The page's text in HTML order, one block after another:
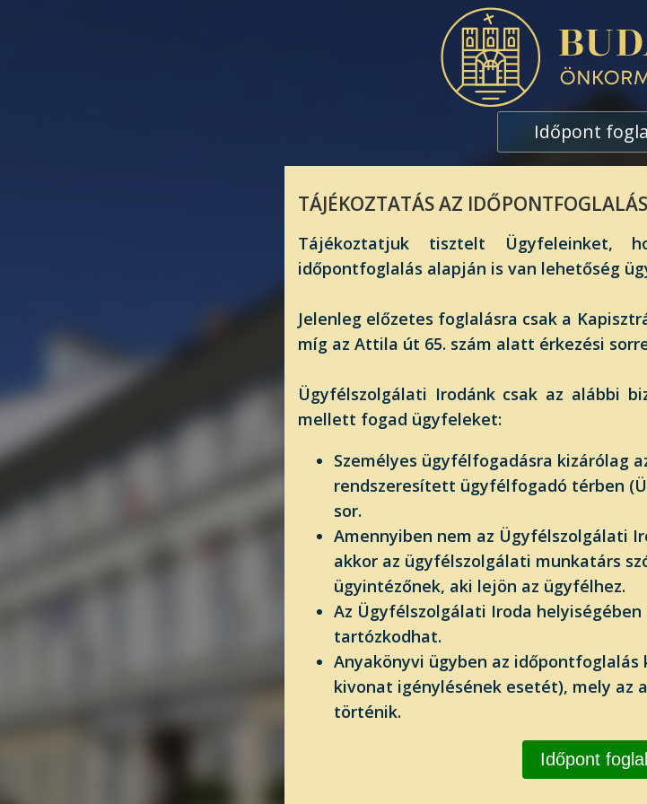
Időpont
TÁJÉKOZTATÁS AZ
Tájékoztatjuk tisztelt Ügyfeleinket,
időpontfoglalás alapján is van lehetőség
Jelenleg előzetes foglalásra csak a
míg az Attila út 65. szám alatt érkezési
Ügyfélszolgálati Irodánk csak az alábbi
mellett fogad ügyfeleket:
Személyes ügyfélfogadásra kizárólag
rendszeresített ügyfélfogadó térben
sor.
Amennyiben nem az Ügyfélszolgálati
akkor az ügyfélszolgálati munkatárs
ügyintézőnek, aki lejön az ügyfélhez.
Az Ügyfélszolgálati Iroda
tartózkodhat.
Anyakönyvi ügyben az
kivonat igénylésének esetét), mely az
történik.
Időpont